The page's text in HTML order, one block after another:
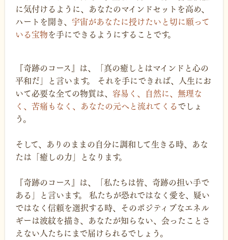
に気付けるように、あなたのマインドセットを高め、
ハートを開き、 宇宙があなたに授けたいと切に願って
いる宝物を手にできるようにすることです。
『奇跡のコース』は、「真の癒しとはマインドと心の
平和だ」と言います。 それを手にできれば、人生にお
いて必要な全ての物質は、 容易く、自然に、無理な
く、苦痛もなく、あなたの元へと流れてくるでしょ
う。
そして、ありのままの自分に調和して生きる時、あな
たは「癒しの力」となります。
『奇跡のコース』は、「私たちは皆、奇跡の担い手で
ある」と言います。 私たちが恐れではなく愛を、疑い
ではなく信頼を選択する時、そのポジティブなエネル
ギーは波紋を描き、あなたが知らない、会ったことさ
えない人たちにまで届けられるでしょう。